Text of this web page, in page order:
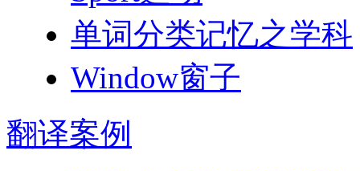
单词分类记忆之学科
Window窗子
翻译案例